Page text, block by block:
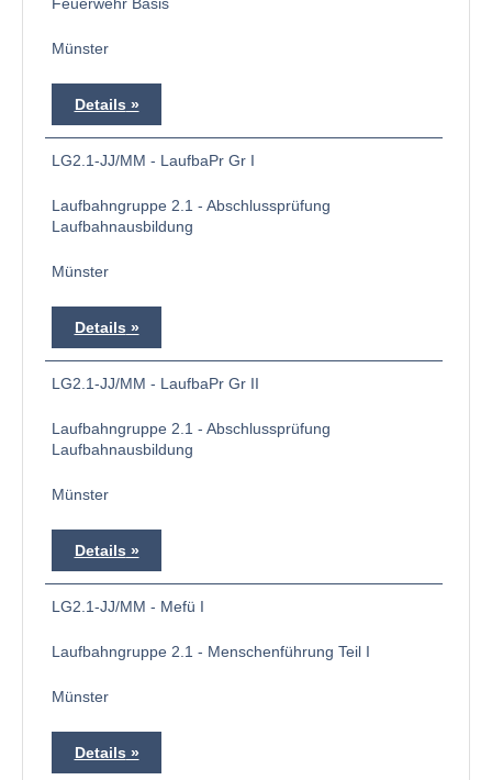
Münster
Details
LG2.1-JJ/MM - LaufbaPr Gr I
Laufbahngruppe 2.1 - Abschlussprüfung
Laufbahnausbildung
Münster
Details
LG2.1-JJ/MM - LaufbaPr Gr II
Laufbahngruppe 2.1 - Abschlussprüfung
Laufbahnausbildung
Münster
Details
LG2.1-JJ/MM - Mefü I
Laufbahngruppe 2.1 - Menschenführung Teil I
Münster
Details